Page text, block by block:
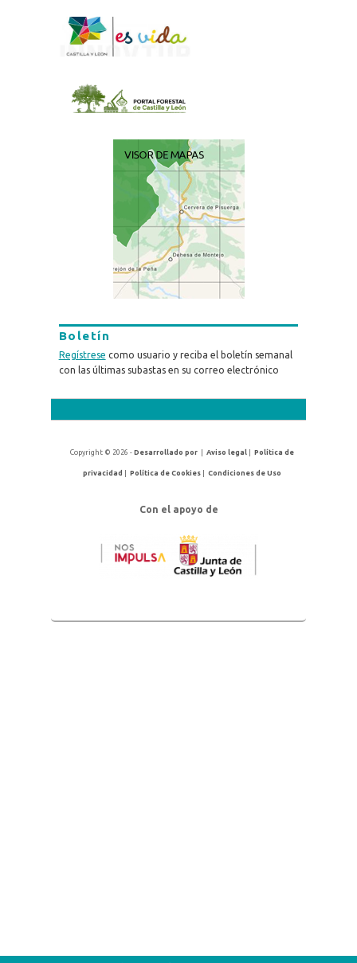
Boletín
Regístrese como usuario y reciba el boletín semanal
con las últimas subastas en su correo electrónico
Copyright © 2026 -Desarrollado por |Aviso legal |Política de
privacidad |Política de Cookies |Condiciones de Uso
Con el apoyo de